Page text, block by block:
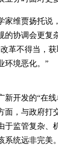
家维贾扬托说
的协调会更复
革不得当，
环境恶化。”
新开发的“在
面，与政府打
于监管复杂、
统远非完美。